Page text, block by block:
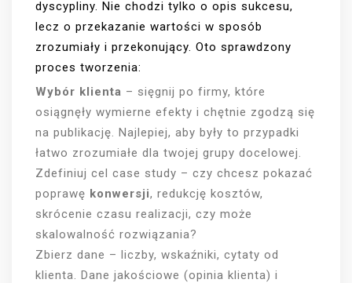
dyscypliny. Nie chodzi tylko o opis sukcesu,
lecz o przekazanie wartości w sposób
zrozumiały i przekonujący. Oto sprawdzony
proces tworzenia:
Wybór klienta – sięgnij po firmy, które
osiągnęły wymierne efekty i chętnie zgodzą się
na publikację. Najlepiej, aby były to przypadki
łatwo zrozumiałe dla twojej grupy docelowej.
Zdefiniuj cel case study – czy chcesz pokazać
poprawę konwersji, redukcję kosztów,
skrócenie czasu realizacji, czy może
skalowalność rozwiązania?
Zbierz dane – liczby, wskaźniki, cytaty od
klienta. Dane jakościowe (opinia klienta) i